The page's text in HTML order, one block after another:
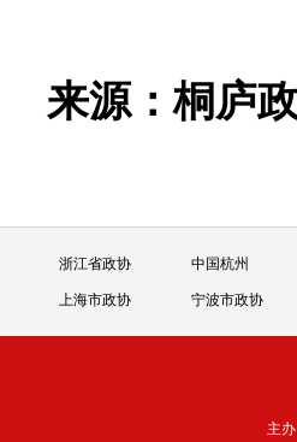
来源：桐
浙江省政协 中国杭州
上海市政协 宁波市政协
主